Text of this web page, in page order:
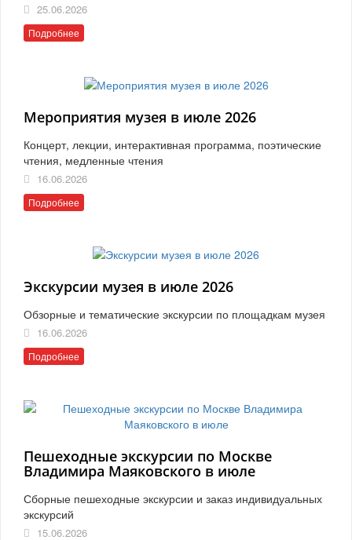
25.06.2026
Подробнее
Мероприятия музея в июле 2026
Концерт, лекции, интерактивная программа, поэтические
чтения, медленные чтения
16.06.2026
Подробнее
Экскурсии музея в июле 2026
Обзорные и тематические экскурсии по площадкам музея
16.06.2026
Подробнее
Пешеходные экскурсии по Москве
Владимира Маяковского в июле
Сборные пешеходные экскурсии и заказ индивидуальных
экскурсий
15.06.2026